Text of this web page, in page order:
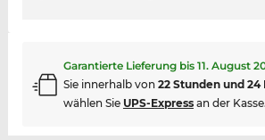
Garantierte Lieferung bis 11. August
Sie innerhalb von 22 Stunden und
wählen Sie UPS-Expressan der Kasse.